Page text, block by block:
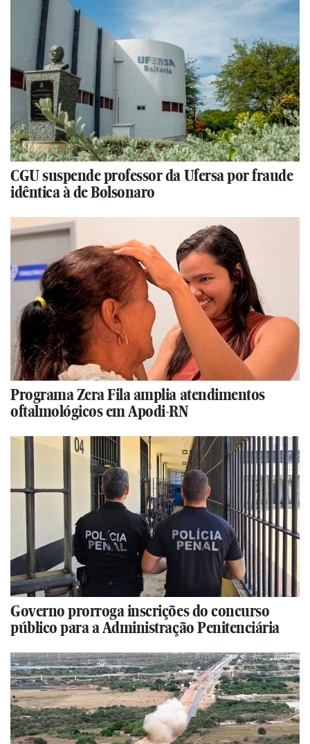
CGU suspende professor da Ufersa por fraude
idêntica à de Bolsonaro
Programa Zera Fila amplia atendimentos
oftalmológicos em Apodi-RN
Governo prorroga inscrições do concurso
público para a Administração Penitenciária